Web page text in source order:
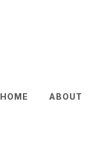
HOME ABOUT